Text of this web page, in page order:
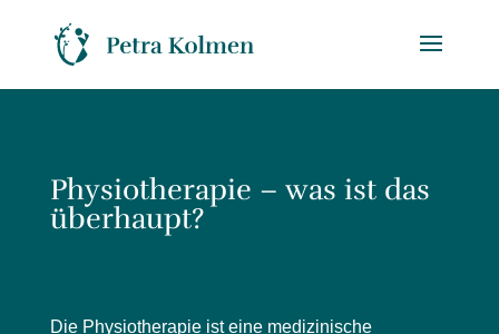
Physiotherapie – was ist das
überhaupt?
Die Physiotherapie ist eine medizinische